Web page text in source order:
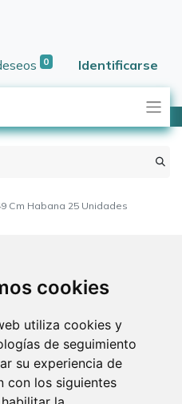
cookies
utiliza cookies y
de seguimiento
su experiencia de
con los siguientes
0 Identificarse
Cm Habana 25 Unidades